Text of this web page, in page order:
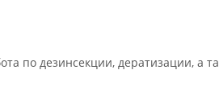
по дезинсекции, дератизации, а